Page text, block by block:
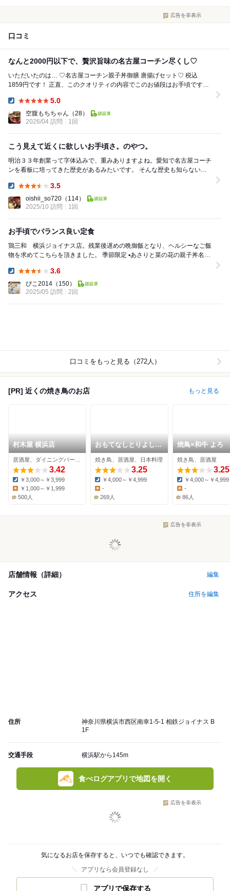
広告を非表示
口コミ
なんと2000円以下で、贅沢旨味の名古屋コーチン尽くし♡
いただいたのは… ♡名古屋コーチン親子丼御膳 唐揚げセット♡ 税込
1859円です！ 正直、このクオリティの内容でこのお値段はお手頃です。
5.0
空腹もちちゃん （28）
2026/04 訪問
1回
こう見えて近くに欲しいお手頃さ。のやつ。
明治３３年創業って字体込みで、重みありますよね。愛知で名古屋コーチ
ンを看板に培ってきた歴史があるみたいです。 そんな歴史も知らないま
3.5
oishii_so720 （114）
2025/10 訪問
1回
お手頃でバランス良い定食
鶏三和 横浜ジョイナス店。残業後遅めの晩御飯となり、ヘルシーなご飯
物を求めてこちらを頂きました。 季節限定 ▪️あさりと菜の花の親子丼名古
3.6
ぴこ2014 （150）
2025/05 訪問
2回
口コミをもっと見る（272人）
[PR] 近くの焼き鳥のお店 もっと見る
村木屋 横浜店
3.42
Dinner:
￥3,000～￥3,999
￥1,000～￥1,999
500人
おもてなしとりよし
横浜西口店
焼き鳥、居酒屋、日本料理
3.25
Dinner:
￥4,000～￥4,999
-
269人
焼鳥×和牛 よろ
焼き鳥、居酒屋
3.25
Dinner:
￥4,000～￥4,999
Lunch:
-
86人
広告を非表示
店舗情報（詳細） 編集
アクセス 住所を編集
住所
神奈川県横浜市西区南幸1-5-1 相鉄ジョイナス B
1F
交通手段 横浜駅から145m
食べログアプリで地図を開く
広告を非表示
気になるお店を保存すると、いつでも確認できます。
アプリなら会員登録なし
アプリで保存する